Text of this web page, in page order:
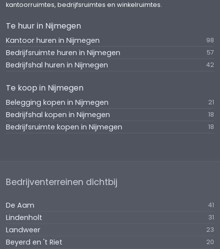
kantoorruimtes, bedrijfsruimtes en winkelruimtes.
Te huur in Nijmegen
Kantoor huren in Nijmegen 98
Bedrijfsruimte huren in Nijmegen 57
Bedrijfshal huren in Nijmegen 42
Te koop in Nijmegen
Belegging kopen in Nijmegen 21
Bedrijfshal kopen in Nijmegen 18
Bedrijfsruimte kopen in Nijmegen 18
Bedrijventerreinen dichtbij
De Aam 41
Lindenholt 31
Landweer 23
Beyerd en 't Riet 20